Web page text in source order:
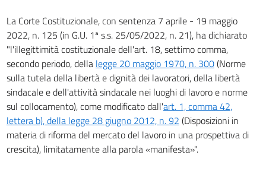
La Corte Costituzionale, con sentenza 7 aprile - 19 maggio
2022, n. 125 (in G.U. 1ª s.s. 25/05/2022, n. 21), ha dichiarato
"l'illegittimità costituzionale dell'art. 18, settimo comma,
secondo periodo, della legge 20 maggio 1970, n. 300(Norme
sulla tutela della libertà e dignità dei lavoratori, della libertà
sindacale e dell'attività sindacale nei luoghi di lavoro e norme
sul collocamento), come modificato dall'art. 1, comma 42,
lettera b), della legge 28 giugno 2012, n. 92 (Disposizioni in
materia di riforma del mercato del lavoro in una prospettiva di
crescita), limitatamente alla parola «manifesta»".